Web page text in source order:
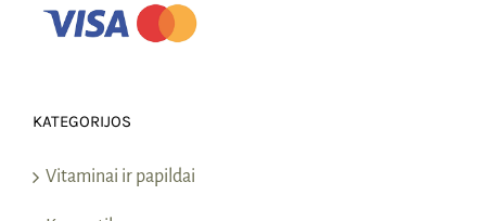
KATEGORIJOS
Vitaminai ir papildai